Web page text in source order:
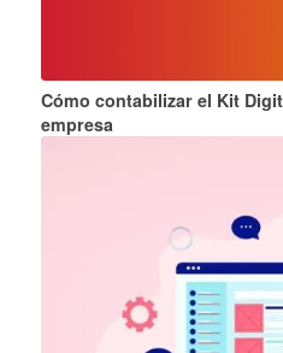
Cómo contabilizar el Kit
empresa